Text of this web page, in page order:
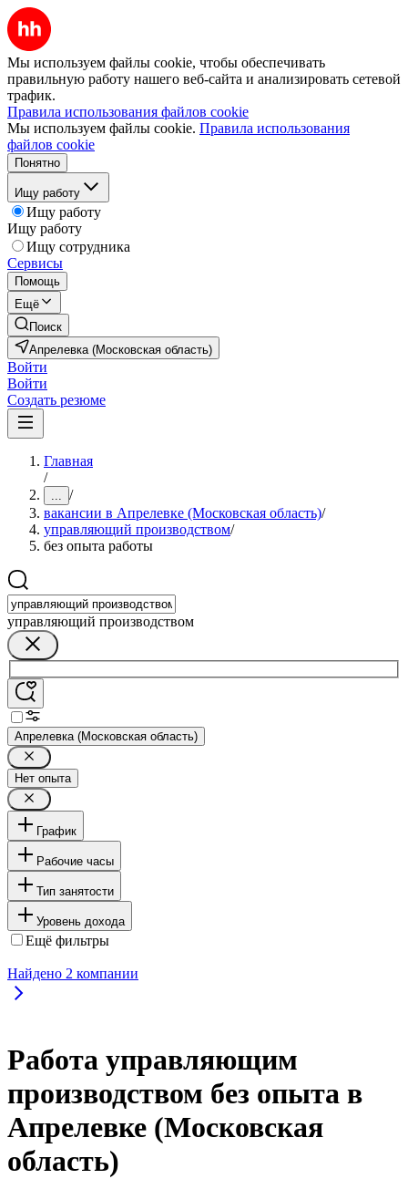
Мы используем файлы cookie, чтобы обеспечивать
правильную работу нашего веб-сайта и анализировать сетевой
трафик.
Правила использования файлов cookie
Мы используем файлы cookie. Правила использования
файлов cookie
Понятно
Ищу работу
Ищу работу
Ищу работу
Ищу сотрудника
Сервисы
Помощь
Ещё
Поиск
Апрелевка (Московская область)
Войти
Войти
Создать резюме
Главная
/
... /
вакансии в Апрелевке (Московская область)/
управляющий производством/
без опыта работы
управляющий производством
Апрелевка (Московская область)
Нет опыта
График
Рабочие часы
Тип занятости
Уровень дохода
Ещё фильтры
Найдено 2 компании
Работа управляющим
производством без опыта в
Апрелевке (Московская
область)